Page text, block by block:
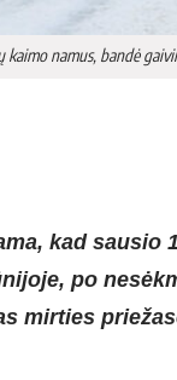
namus, bandė
kad sausio
po
mirties